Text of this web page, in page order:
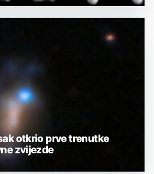
otkrio prve trenutke
zvijezde